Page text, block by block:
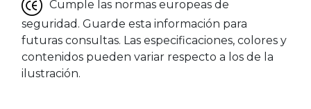
Cumple las normas europeas de
seguridad. Guarde esta información para
futuras consultas. Las especificaciones, colores y
contenidos pueden variar respecto a los de la
ilustración.